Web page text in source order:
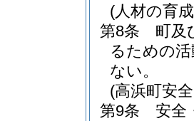
(人材の育
第8条
町及
るための
ない。
(高浜町安
第9条
安全